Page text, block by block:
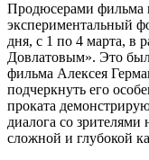
Продюсерами фильма
экспериментальный
дня, с 1 по 4 марта, в
Довлатовым». Это
фильма Алексея
подчеркнуть его
проката
диалога со
сложной и глубокой